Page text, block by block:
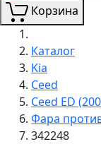
Корзина
Каталог
Kia
Ceed
Ceed ED
Фара
342248